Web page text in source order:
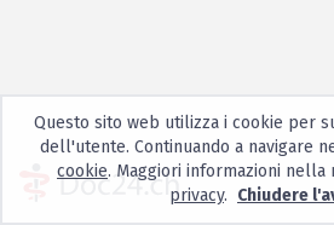
Questo sito web utilizza i cookie per
dell'utente. Continuando a navigare
cookie. Maggiori informazioni nella
privacy. Chiudere